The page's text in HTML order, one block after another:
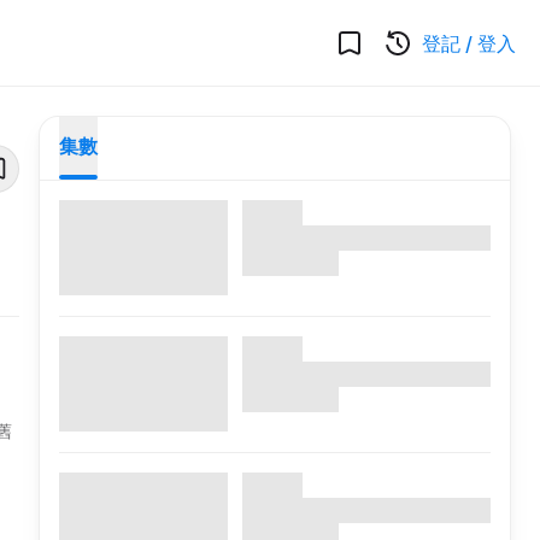
登記 / 登入
集數